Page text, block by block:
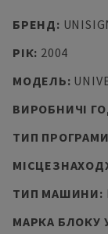
БРЕНД:
РІК: 2004
МОДЕЛЬ:
ВИРОБНИЧІ
ТИП ПРОГРАМИ
ТИП МАШИНИ:
МАРКА БЛОКУ